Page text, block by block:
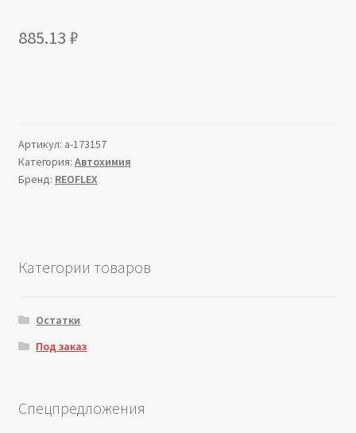
885.13 ₽
Артикул: a-173157
Категория: Автохимия
Бренд: REOFLEX
Категории товаров
Остатки
Под заказ
Спецпредложения